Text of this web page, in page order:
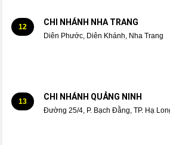
12 CHI NHÁNH NHA TRANG
Diên Phước, Diên Khánh, Nha Trang
13 CHI NHÁNH QUẢNG NINH
Đường 25/4, P. Bạch Đằng, TP. Hạ